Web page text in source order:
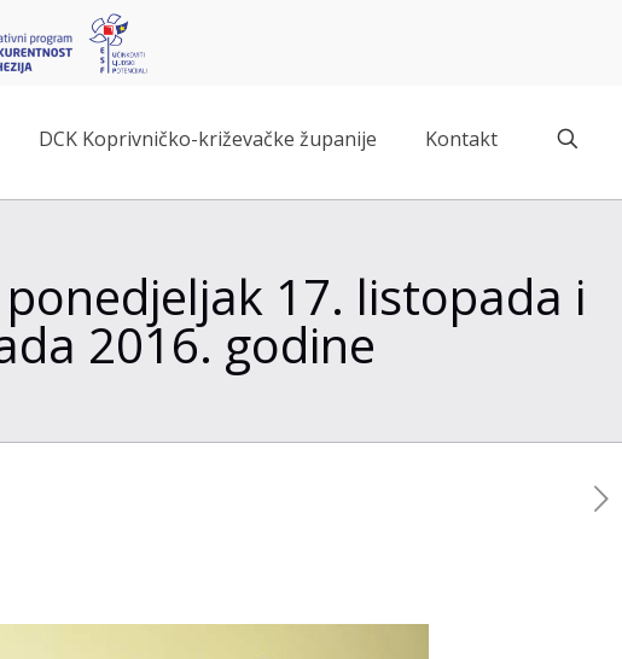
DCK Koprivničko-križevačke županije Kontakt
17. listopada i
2016. godine